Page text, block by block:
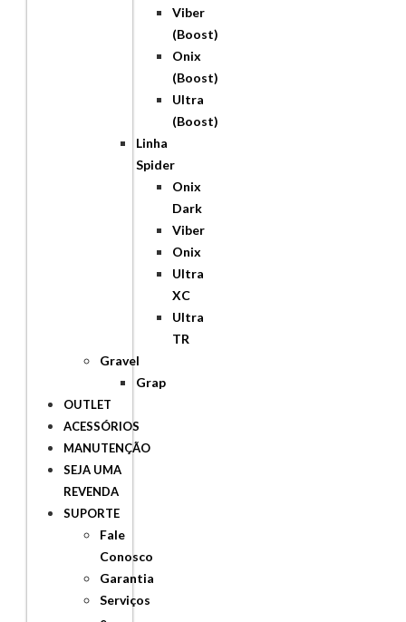
Viber
(Boost)
Onix
(Boost)
Ultra
(Boost)
Linha
Spider
Onix
Dark
Viber
Onix
Ultra
XC
Ultra
TR
Gravel
Grap
OUTLET
ACESSÓRIOS
MANUTENÇÃO
SEJA UMA
REVENDA
SUPORTE
Fale
Conosco
Garantia
Serviços